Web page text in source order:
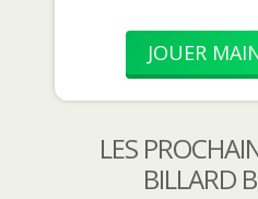
JOUER
LES
BILLARD